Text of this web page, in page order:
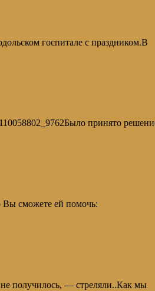
госпитале с праздником.В
принято
Вы сможете ей помочь:
получилось, — стреляли..Как мы